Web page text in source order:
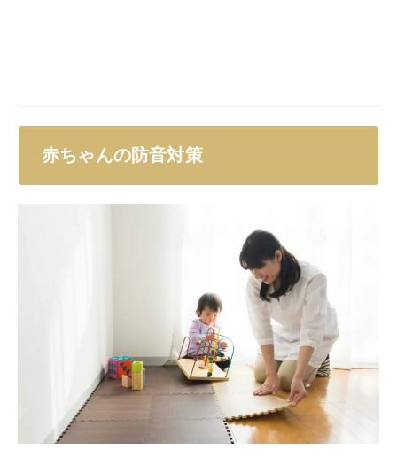
赤ちゃんの防音対策